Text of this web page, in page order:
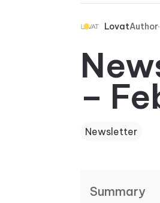
LovatAuthor
–
Newsletter
Summary